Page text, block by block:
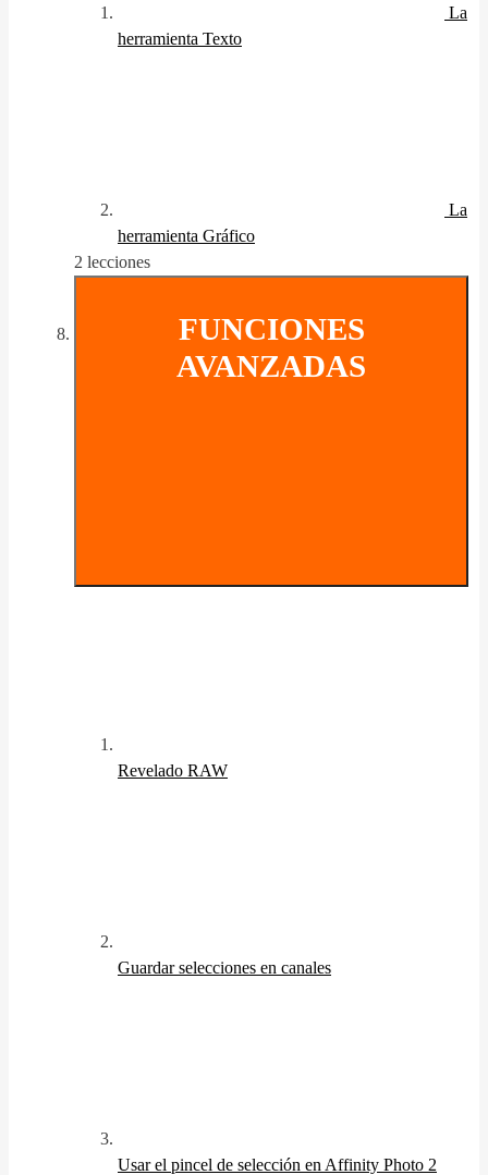
La
herramienta Texto
La
herramienta Gráfico
2 lecciones
FUNCIONES
AVANZADAS
Revelado RAW
Guardar selecciones en canales
Usar el pincel de selección en Affinity Photo 2